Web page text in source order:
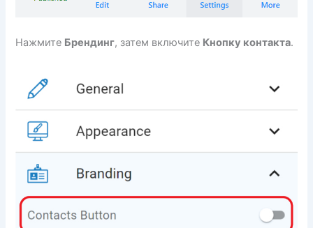
Нажмите Брендинг, затем включите Кнопку контакта.